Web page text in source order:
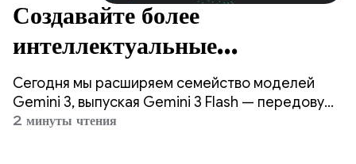
Создавайте более
интеллектуальные
приложения с помощью
Gemini 3 Flash.
Сегодня мы расширяем семейство моделей
Gemini 3, выпуская Gemini 3 Flash — передовую
интеллектуальную систему, созданную для
2 минуты чтения